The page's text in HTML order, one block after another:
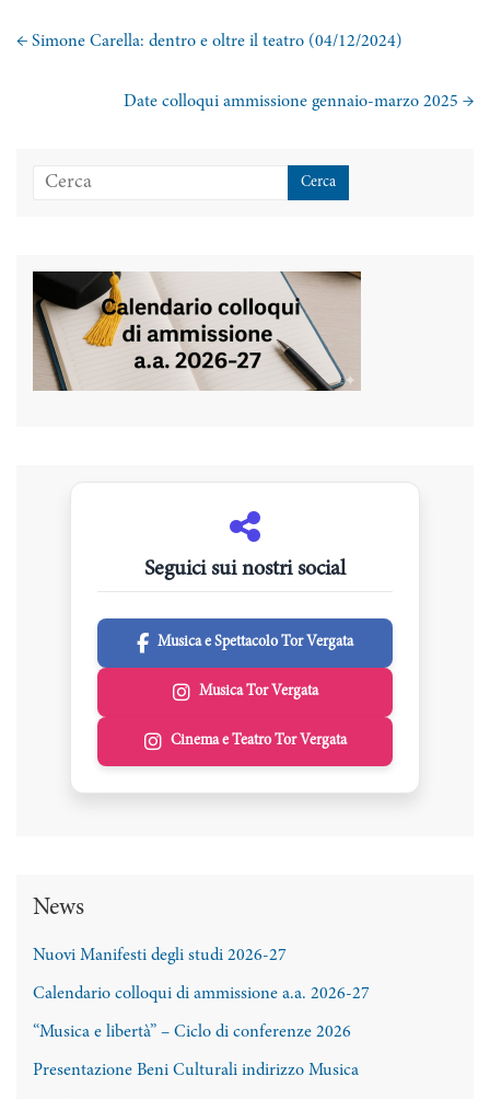
← Simone Carella: dentro e oltre il teatro (04/12/2024)
Date colloqui ammissione gennaio-marzo 2025 →
Seguici sui nostri social
Musica e Spettacolo Tor Vergata
Musica Tor Vergata
Cinema e Teatro Tor Vergata
News
Nuovi Manifesti degli studi 2026-27
Calendario colloqui di ammissione a.a. 2026-27
“Musica e libertà” – Ciclo di conferenze 2026
Presentazione Beni Culturali indirizzo Musica